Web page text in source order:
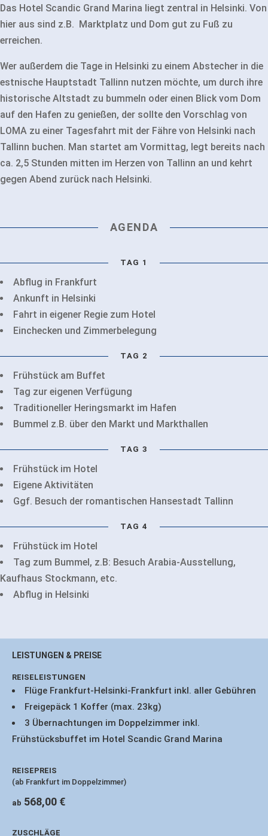
Das Hotel Scandic Grand Marina liegt zentral in Helsinki. Von
hier aus sind z.B. Marktplatz und Dom gut zu Fuß zu
erreichen.
Wer außerdem die Tage in Helsinki zu einem Abstecher in die
estnische Hauptstadt Tallinn nutzen möchte, um durch ihre
historische Altstadt zu bummeln oder einen Blick vom Dom
auf den Hafen zu genießen, der sollte den Vorschlag von
LOMA zu einer Tagesfahrt mit der Fähre von Helsinki nach
Tallinn buchen. Man startet am Vormittag, legt bereits nach
ca. 2,5 Stunden mitten im Herzen von Tallinn an und kehrt
gegen Abend zurück nach Helsinki.
AGENDA
TAG 1
Abflug in Frankfurt
Ankunft in Helsinki
Fahrt in eigener Regie zum Hotel
Einchecken und Zimmerbelegung
TAG 2
Frühstück am Buffet
Tag zur eigenen Verfügung
Traditioneller Heringsmarkt im Hafen
Bummel z.B. über den Markt und Markthallen
TAG 3
Frühstück im Hotel
Eigene Aktivitäten
Ggf. Besuch der romantischen Hansestadt Tallinn
TAG 4
Frühstück im Hotel
Tag zum Bummel, z.B: Besuch Arabia-Ausstellung,
Kaufhaus Stockmann, etc.
Abflug in Helsinki
LEISTUNGEN & PREISE
REISELEISTUNGEN
Flüge Frankfurt-Helsinki-Frankfurt inkl. aller Gebühren
Freigepäck 1 Koffer (max. 23kg)
3 Übernachtungen im Doppelzimmer inkl.
Frühstücksbuffet im Hotel Scandic Grand Marina
REISEPREIS
(ab Frankfurt im Doppelzimmer)
ab 568,00 €
ZUSCHLÄGE